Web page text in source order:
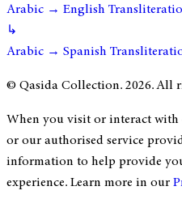
Arabic → English
↳
Arabic → Spanish
© Qasida Collection.2026. All
When you visit or interact with
or our authorised service
information to help provide
experience. Learn more in our